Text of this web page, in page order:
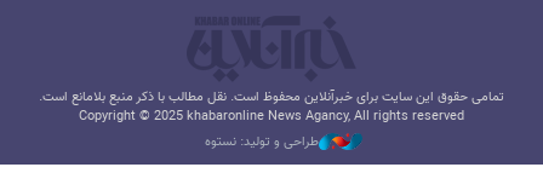
تمامی حقوق این سایت برای خبرآنلاین محفوظ است. نقل مطالب با ذکر منبع بلامانع است.
Copyright © 2025 khabaronline News Agancy, All rights reserved
طراحی و تولید: نستوه